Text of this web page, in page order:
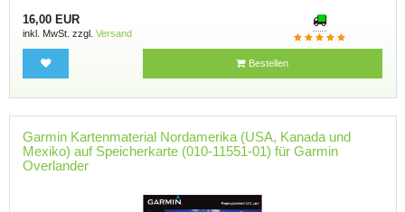
16,00 EUR
inkl. MwSt. zzgl. Versand
Bestellen
Garmin Kartenmaterial Nordamerika (USA, Kanada und
Mexiko) auf Speicherkarte (010-11551-01) für Garmin
Overlander